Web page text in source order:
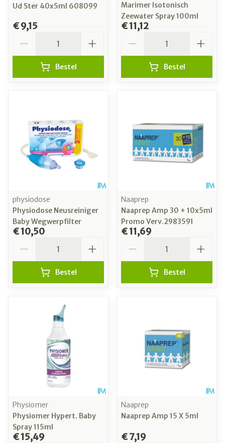
Ud Ster 40x5ml 608099
€ 9,15
Bestel
Marimer Isotonisch
Zeewater Spray 100ml
€ 11,12
Bestel
physiodose
Physiodose Neusreiniger
Baby Wegwerpfilter
€ 10,50
Bestel
Naaprep
Naaprep Amp 30 + 10x5ml
Promo Verv.2983591
€ 11,69
Bestel
Physiomer
Physiomer Hypert. Baby
Spray 115ml
€ 15,49
Naaprep
Naaprep Amp 15 X 5ml
€ 7,19